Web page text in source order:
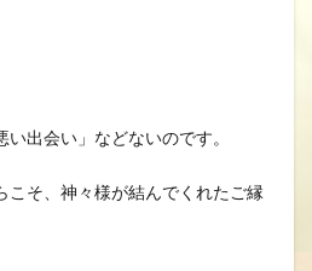
出会い」などないのです。
こそ、神々様が結んでくれたご縁